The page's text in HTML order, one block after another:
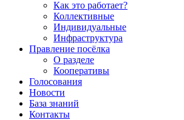
Как это работает?
Коллективные
Индивидуальные
Инфраструктура
Правление посёлка
О разделе
Кооперативы
Голосования
Новости
База знаний
Контакты